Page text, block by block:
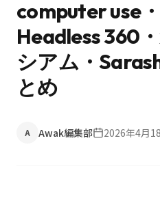
computer use
Headless 360
シアム・
とめ
A Awak編集部 2026年4月